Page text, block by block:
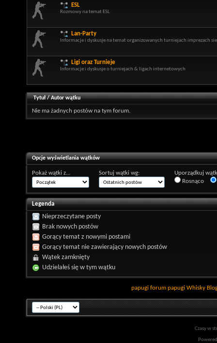
ESL
Rozmowy na temat ESL
Lan-Party
Informacje i dyskusje na temat organizowanych turniejach imprezach
Ligi oraz Turnieje
Informacje i dyskusje o turniejach & ligach internetowych
Tytuł/Autor wątku
Nie ma żadnych postów na tym forum.
Opcje wyświetlania wątków
Pokaż wątki z... Sortuj wątki wg:
Uporządkuj
Rosnąco
Legenda
Nieprzeczytane posty
Brak nowych postów
Gorący temat z nowymi postami
Gorący temat nie zawierający nowych postów
Wątek zamknięty
Udzielałeś się w tym wątku
papugi forum papugi Whisky
Czasy w